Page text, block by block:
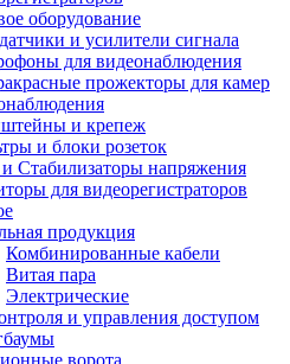
оборудование
и усилители сигнала
для видеонаблюдения
прожекторы для камер
и крепеж
и блоки розеток
Стабилизаторы напряжения
для видеорегистраторов
продукция
Комбинированные кабели
Витая пара
Электрические
и управления доступом